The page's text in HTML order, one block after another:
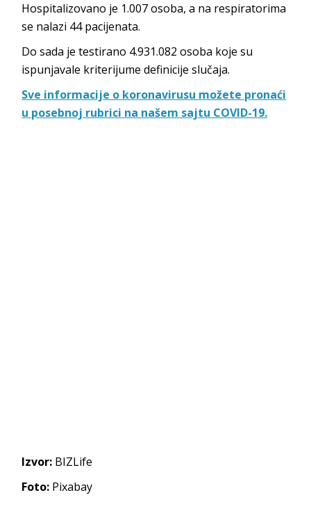
Hospitalizovano je 1.007 osoba, a na respiratorima
se nalazi 44 pacijenata.
Do sada je testirano 4.931.082‬ osoba koje su
ispunjavale kriterijume definicije slučaja.
Sve informacije o koronavirusu možete pronaći
u posebnoj rubrici na našem sajtu COVID-19.
Izvor: BIZLife
Foto: Pixabay